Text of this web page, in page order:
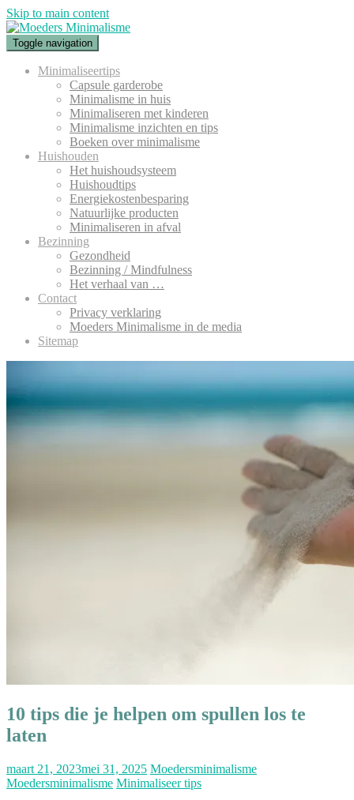
Skip to main content
Toggle navigation
Minimaliseertips
Capsule garderobe
Minimalisme in huis
Minimaliseren met kinderen
Minimalisme inzichten en tips
Boeken over minimalisme
Huishouden
Het huishoudsysteem
Huishoudtips
Energiekostenbesparing
Natuurlijke producten
Minimaliseren in afval
Bezinning
Gezondheid
Bezinning / Mindfulness
Het verhaal van …
Contact
Privacy verklaring
Moeders Minimalisme in de media
Sitemap
10 tips die je helpen om spullen los te
laten
maart 21, 2023mei 31, 2025 Moedersminimalisme
Moedersminimalisme Minimaliseer tips